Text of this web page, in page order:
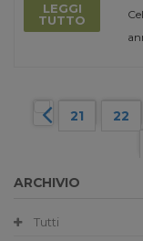
LEGGI
TUTTO
21 22
ARCHIVIO
Tutti